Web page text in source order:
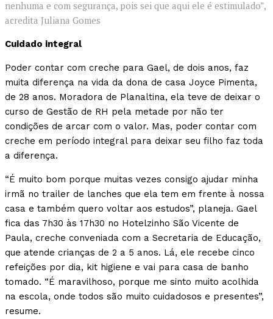
nenhuma e com segurança, pois sei que aqui ele é estimulado”,
acredita Juliana Gomes
Cuidado integral
Poder contar com creche para Gael, de dois anos, faz
muita diferença na vida da dona de casa Joyce Pimenta,
de 28 anos. Moradora de Planaltina, ela teve de deixar o
curso de Gestão de RH pela metade por não ter
condições de arcar com o valor. Mas, poder contar com
creche em período integral para deixar seu filho faz toda
a diferença.
“É muito bom porque muitas vezes consigo ajudar minha
irmã no trailer de lanches que ela tem em frente à nossa
casa e também quero voltar aos estudos”, planeja. Gael
fica das 7h30 às 17h30 no Hotelzinho São Vicente de
Paula, creche conveniada com a Secretaria de Educação,
que atende crianças de 2 a 5 anos. Lá, ele recebe cinco
refeições por dia, kit higiene e vai para casa de banho
tomado. “É maravilhoso, porque me sinto muito acolhida
na escola, onde todos são muito cuidadosos e presentes”,
resume.